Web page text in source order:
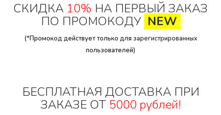
СКИДКА 10% НА ПЕРВЫЙ ЗАКАЗ
ПО ПРОМОКОДУ NEW
(*Промокод действует только для зарегистрированных
пользователей)
БЕСПЛАТНАЯ ДОСТАВКА ПРИ
ЗАКАЗЕ ОТ 5000 рублей!